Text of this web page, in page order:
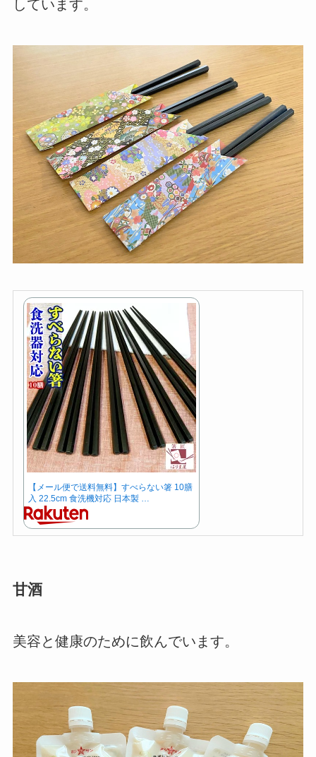
しています。
【メール便で送料無料】すべらない箸 10膳
入 22.5cm 食洗機対応 日本製 …
甘酒
美容と健康のために飲んでいます。